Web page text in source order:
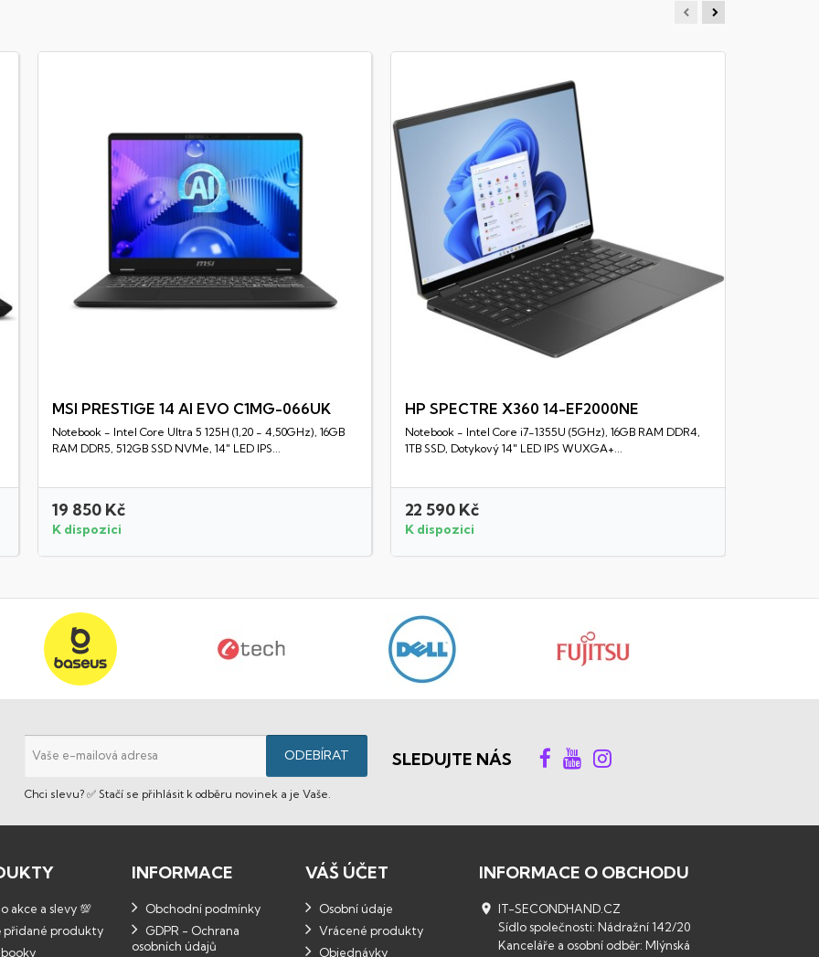
Rychlý náhled
MSI PRESTIGE 14 AI EVO C1MG-066UK
Notebook - Intel Core Ultra 5 125H (1,20 - 4,50GHz), 16GB
RAM DDR5, 512GB SSD NVMe, 14" LED IPS...
19 850 Kč
K dispozici
Rychlý náhled
HP SPECTRE X360 14-EF2000NE
Notebook - Intel Core i7-1355U (5GHz), 16GB RAM DDR4,
1TB SSD, Dotykový 14" LED IPS WUXGA+...
22 590 Kč
K dispozici
Chci slevu? ✅ Stačí se přihlásit k odběru novinek a je Vaše.
SLEDUJTE NÁS
akce a slevy 💯
přidané produkty
INFORMACE
Obchodní podmínky
GDPR - Ochrana
osobních údajů
VÁŠ ÚČET
Osobní údaje
Vrácené produkty
Objednávky
INFORMACE O OBCHODU
 IT-SECONDHAND.CZ
Sídlo společnosti: Nádražní 142/20
Kanceláře a osobní odběr: Mlýnská